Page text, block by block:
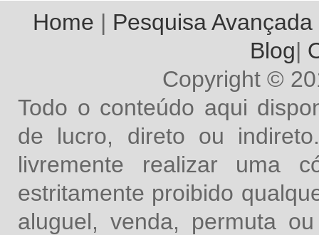
Home | Pesquisa Avançada
Blog|
Copyright ©
Todo o conteúdo aqui
de lucro, direto ou
livremente realizar uma
estritamente proibido
aluguel, venda, permuta